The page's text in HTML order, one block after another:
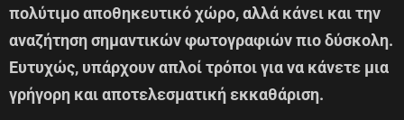
πολύτιμο αποθηκευτικό χώρο, αλλά κάνει και την
αναζήτηση σημαντικών φωτογραφιών πιο δύσκολη.
Ευτυχώς, υπάρχουν απλοί τρόποι για να κάνετε μια
γρήγορη και αποτελεσματική εκκαθάριση.